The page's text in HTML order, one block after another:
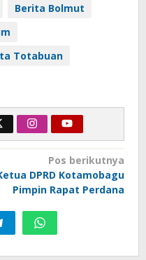
Berita Bolmut
Totabuan
Pos berikutnya
DPRD Kotamobagu
Pimpin Rapat Perdana